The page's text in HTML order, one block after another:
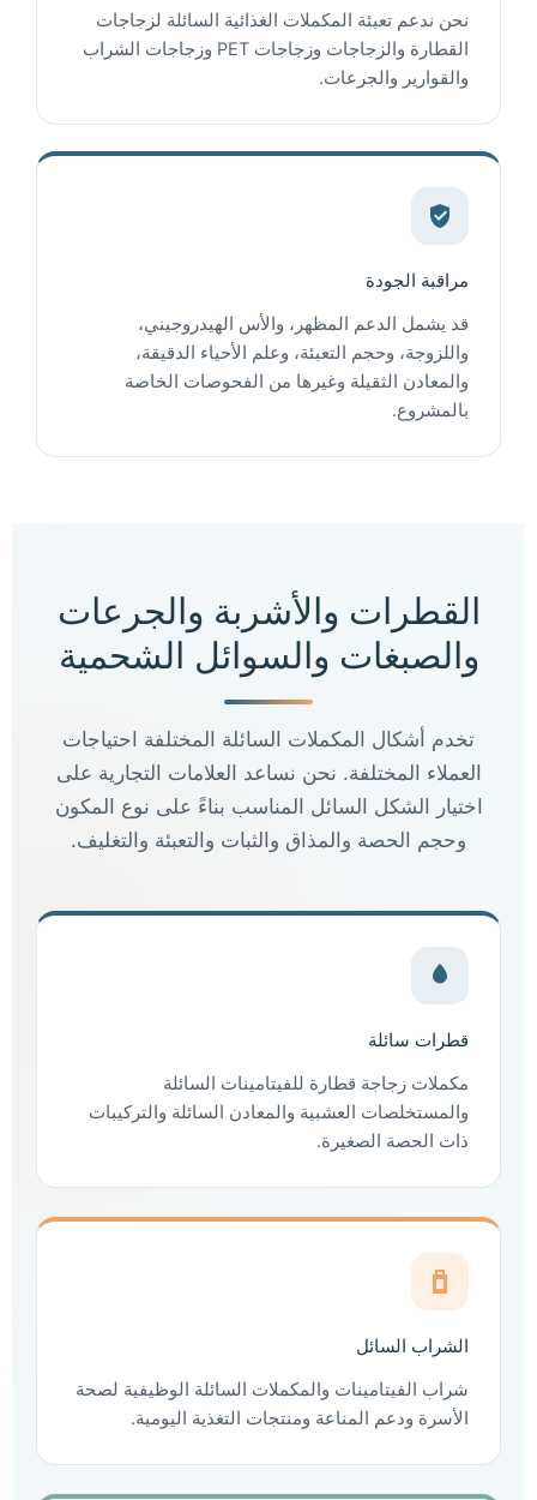
نحن ندعم تعبئة المكملات الغذائية السائلة لزجاجات
القطارة والزجاجات وزجاجات PET وزجاجات الشراب
والقوارير والجرعات.
مراقبة الجودة
قد يشمل الدعم المظهر، والأس الهيدروجيني،
واللزوجة، وحجم التعبئة، وعلم الأحياء الدقيقة،
والمعادن الثقيلة وغيرها من الفحوصات الخاصة
بالمشروع.
القطرات والأشربة والجرعات
والصبغات والسوائل الشحمية
تخدم أشكال المكملات السائلة المختلفة احتياجات
العملاء المختلفة. نحن نساعد العلامات التجارية على
اختيار الشكل السائل المناسب بناءً على نوع المكون
وحجم الحصة والمذاق والثبات والتعبئة والتغليف.
قطرات سائلة
مكملات زجاجة قطارة للفيتامينات السائلة
والمستخلصات العشبية والمعادن السائلة والتركيبات
ذات الحصة الصغيرة.
الشراب السائل
شراب الفيتامينات والمكملات السائلة الوظيفية لصحة
الأسرة ودعم المناعة ومنتجات التغذية اليومية.